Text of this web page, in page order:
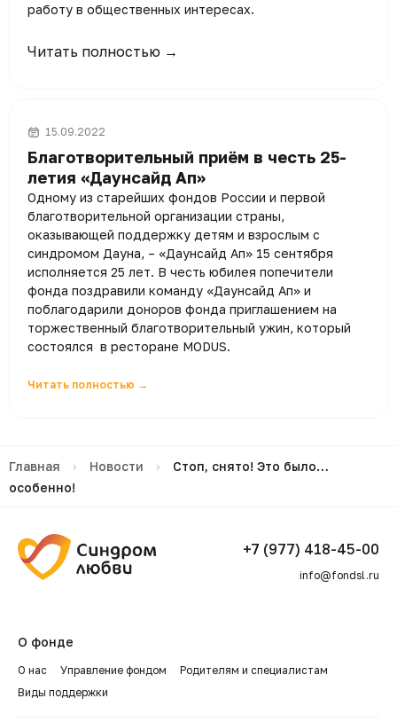
работу в общественных интересах.
Читать полностью →
15.09.2022
Благотворительный приём в честь 25-
летия «Даунсайд Ап»
Одному из старейших фондов России и первой
благотворительной организации страны,
оказывающей поддержку детям и взрослым с
синдромом Дауна, – «Даунсайд Ап» 15 сентября
исполняется 25 лет. В честь юбилея попечители
фонда поздравили команду «Даунсайд Ап» и
поблагодарили доноров фонда приглашением на
торжественный благотворительный ужин, который
состоялся в ресторане MODUS.
Читать полностью →
Главная › Новости ›
Стоп, снято! Это было…
особенно!
+7 (977) 418-45-00
info@fondsl.ru
О фонде
О нас Управление фондом
Родителям и специалистам
Виды поддержки